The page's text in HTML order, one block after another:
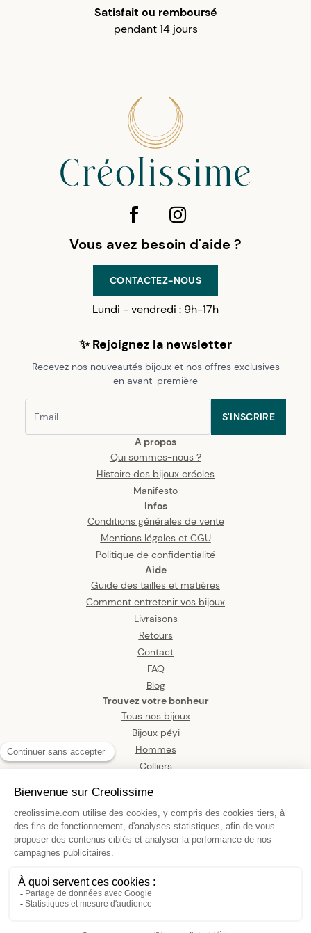
Croix Or 375 9*18mm Avec Bélière
Satisfait ou remboursé
pendant 14 jours
A propos
Qui sommes-nous ?
Histoire des bijoux créoles
Manifesto
Infos
Conditions générales de vente
Mentions légales et CGU
Politique de confidentialité
Aide
Guide des tailles et matières
Comment entretenir vos bijoux
Livraisons
Retours
Contact
FAQ
Blog
Trouvez votre bonheur
Tous nos bijoux
Bijoux péyi
Hommes
Colliers
Bracelets
Pendentifs
Bagues
Vous avez besoin d'aide ?
CONTACTEZ-NOUS
Lundi - vendredi : 9h-17h
✨ Rejoignez la newsletter
Recevez nos nouveautés bijoux et nos offres exclusives
en avant-première
S'INSCRIRE